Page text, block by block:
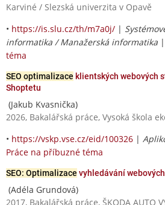
Karviné / Slezská univerzita v Opavě
• https://is.slu.cz/th/m7a0j/ |
informatika / Manažerská informatika |
téma
SEO optimalizace klientských webových
Shoptetu
(Jakub Kvasnička)
2026, Bakalářská práce, Vysoká škola
• https://vskp.vse.cz/eid/100326 |
Práce na příbuzné téma
SEO: Optimalizace vyhledávání
(Adéla Grundová)
2017, Bakalářská práce, ŠKODA AUTO